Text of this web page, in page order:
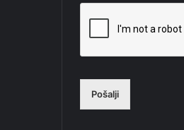
Pošalji